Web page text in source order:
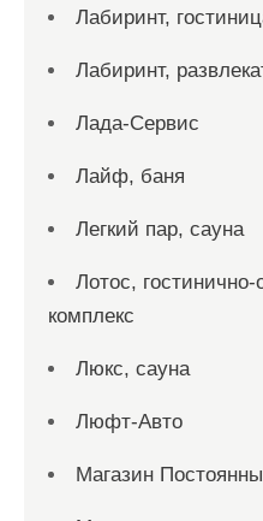
Лабиринт,
Лабиринт,
Лада-Сервис
Лайф, баня
Легкий пар, сауна
Лотос,
комплекс
Люкс, сауна
Люфт-Авто
Магазин